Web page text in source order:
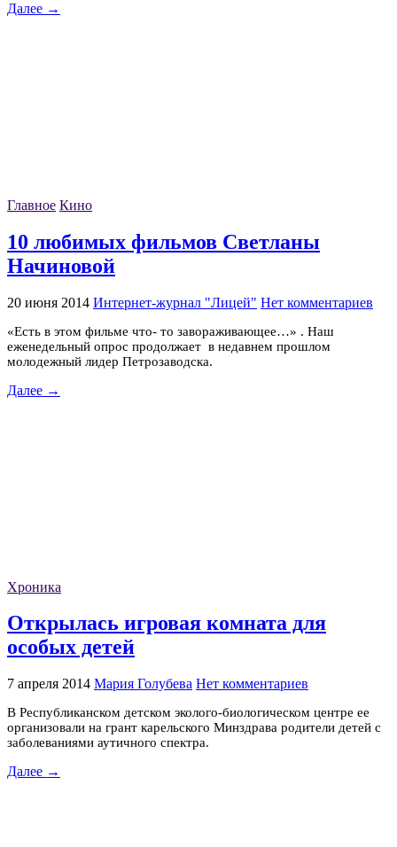
Далее →
Главное Кино
10 любимых фильмов Светланы
Начиновой
20 июня 2014 Интернет-журнал "Лицей" Нет комментариев
«Есть в этом фильме что- то завораживающее…» . Наш
еженедельный опрос продолжает в недавнем прошлом
молодежный лидер Петрозаводска.
Далее →
Хроника
Открылась игровая комната для
особых детей
7 апреля 2014 Мария Голубева Нет комментариев
В Республиканском детском эколого-биологическом центре ее
организовали на грант карельского Минздрава родители детей с
заболеваниями аутичного спектра.
Далее →